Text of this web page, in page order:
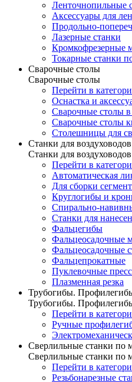
Ленточнопильные
Аксессуары для
Продольно-
Лазерные станки
Кромкофрезерные
Токарные станки
Сварочные столы
Сварочные столы
Перейти в
Оснастка и
Сварочные столы
Сварочные столы
Столешницы для
Станки для
Станки для
Перейти в
Автоматическая
Для сборки
Круглогибы и
Спирально-
Станки для
Фальцегибы
Фальцеосадочные
Фальцеосадочные
Фальцепрокатные
Пуклевочные
Плазменная резка
Трубогибы.
Трубогибы.
Перейти в
Ручные
Сверлильные станки по
Сверлильные станки по
Перейти в
Резьбонарезные